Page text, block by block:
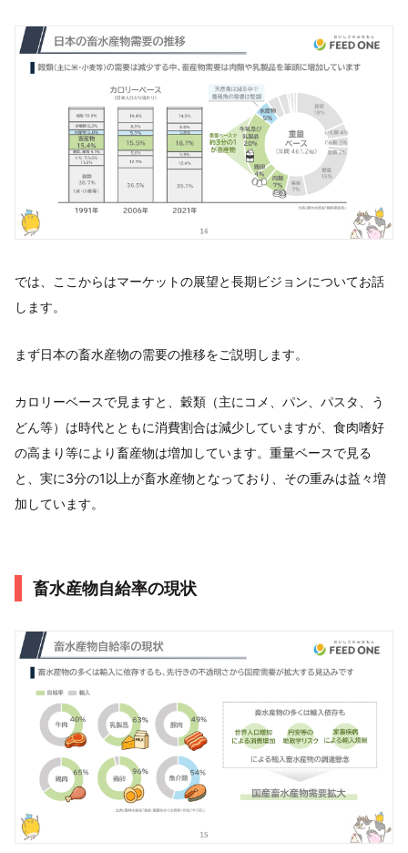
では、ここからはマーケットの展望と長期ビジョンについてお話
します。
まず日本の畜水産物の需要の推移をご説明します。
カロリーベースで見ますと、穀類（主にコメ、パン、パスタ、う
どん等）は時代とともに消費割合は減少していますが、食肉嗜好
の高まり等により畜産物は増加しています。重量ベースで見る
と、実に3分の1以上が畜水産物となっており、その重みは益々増
加しています。
畜水産物自給率の現状